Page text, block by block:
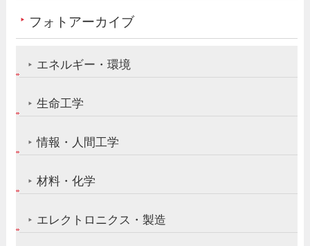
フォトアーカイブ
エネルギー・環境
生命工学
情報・人間工学
材料・化学
エレクトロニクス・製造